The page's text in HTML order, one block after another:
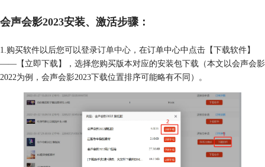
会声会影2023安装、激活步骤：
1.购买软件以后您可以登录订单中心 ，在订单中心中点击【下载软件】
——【立即下载】，选择您购买版本对应的安装包下载（本文以会声会影
2022为例，会声会影2023下载位置排序可能略有不同）。